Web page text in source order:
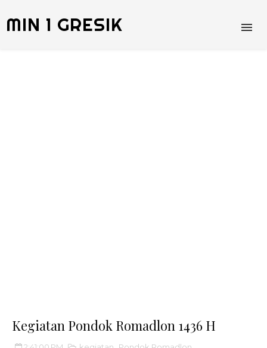
MIN 1 GRESIK
Kegiatan Pondok Romadlon 1436 H